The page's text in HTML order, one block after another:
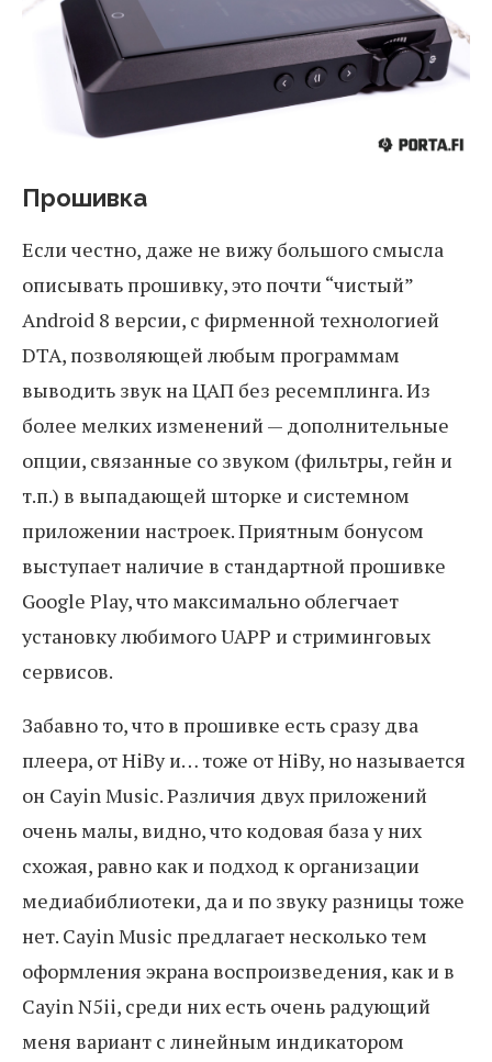
Прошивка
Если честно, даже не вижу большого смысла
описывать прошивку, это почти “чистый”
Android 8 версии, с фирменной технологией
DTA, позволяющей любым программам
выводить звук на ЦАП без ресемплинга. Из
более мелких изменений — дополнительные
опции, связанные со звуком (фильтры, гейн и
т.п.) в выпадающей шторке и системном
приложении настроек. Приятным бонусом
выступает наличие в стандартной прошивке
Google Play, что максимально облегчает
установку любимого UAPP и стриминговых
сервисов.
Забавно то, что в прошивке есть сразу два
плеера, от HiBy и… тоже от HiBy, но называется
он Cayin Music. Различия двух приложений
очень малы, видно, что кодовая база у них
схожая, равно как и подход к организации
медиабиблиотеки, да и по звуку разницы тоже
нет. Cayin Music предлагает несколько тем
оформления экрана воспроизведения, как и в
Cayin N5ii, среди них есть очень радующий
меня вариант с линейным индикатором